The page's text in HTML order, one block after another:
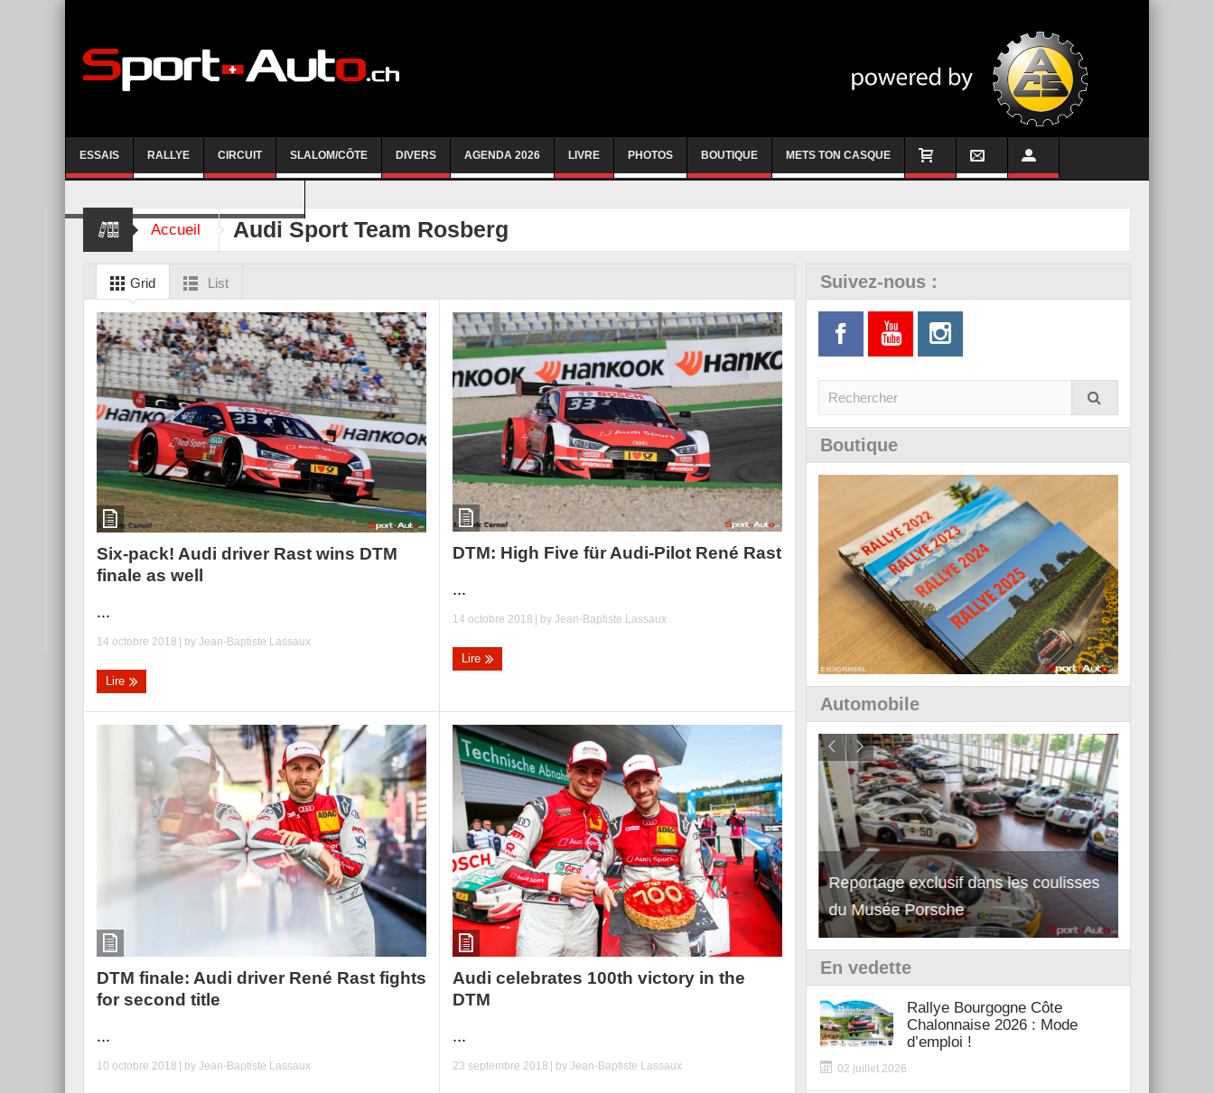
ESSAIS RALLYE CIRCUIT SLALOM/CÔTE DIVERS AGENDA 2026 LIVRE PHOTOS BOUTIQUE METS TON CASQUE
Accueil Audi Sport Team Rosberg
Grid List
Six-pack! Audi driver Rast wins DTM
finale as well
...
14 octobre 2018 | by Jean-Baptiste Lassaux
Lire
DTM: High Five für Audi-Pilot René Rast
...
14 octobre 2018 | byJean-Baptiste Lassaux
Lire
DTM finale: Audi driver René Rast fights
for second title
...
10 octobre 2018 | by Jean-Baptiste Lassaux
Audi celebrates 100th victory in the
DTM
...
23 septembre 2018 | byJean-Baptiste Lassaux
Suivez-nous :
Boutique
Automobile
Essai – Morgan Supersport
Reportage exclusif dans les coulisses
du Musée Porsche
Découverte de la nouvelle Ferrari
12Cilindri Manuale
En vedette
Rallye Bourgogne Côte
Chalonnaise 2026 : Mode
d’emploi !
02 juillet 2026